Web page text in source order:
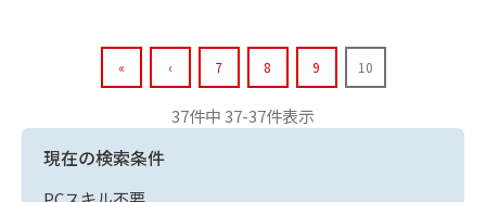
« ‹ 7 8 9 10
37件中 37-37件表示
現在の検索条件